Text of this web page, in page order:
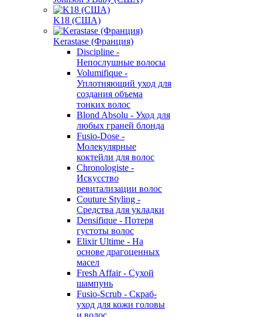
K18 (США)
Kerastase (Франция)
Discipline -
Непослушные волосы
Volumifique -
Уплотняющий уход для
создания объема
тонких волос
Blond Absolu - Уход для
любых граней блонда
Fusio-Dose -
Молекулярные
коктейли для волос
Chronologiste -
Искусство
ревитализации волос
Couture Styling -
Средства для укладки
Densifique - Потеря
густоты волос
Elixir Ultime - На
основе драгоценных
масел
Fresh Affair - Сухой
шампунь
Fusio-Scrub - Скраб-
уход для кожи головы
и волос